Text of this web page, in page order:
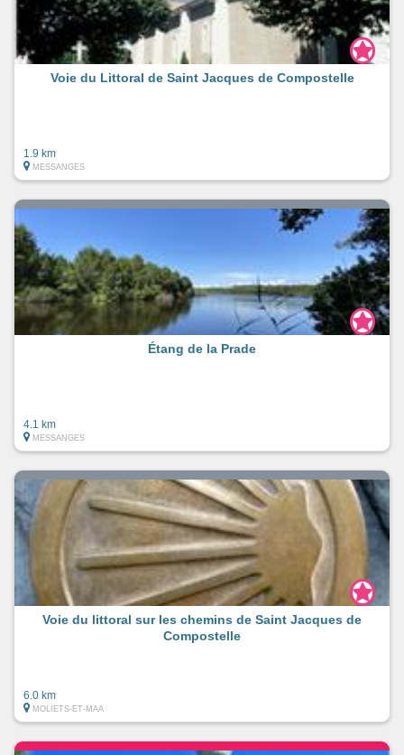
Voie du Littoral de Saint Jacques de Compostelle
1.9 km
MESSANGES
Étang de la Prade
4.1 km
MESSANGES
Voie du littoral sur les chemins de Saint Jacques de
Compostelle
6.0 km
MOLIETS-ET-MAA